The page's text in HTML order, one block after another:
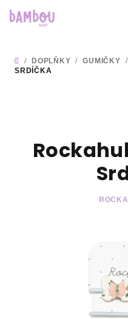
DOMŮ
/ DOPLŇKY / GUMIČKY /
SRDÍČKA